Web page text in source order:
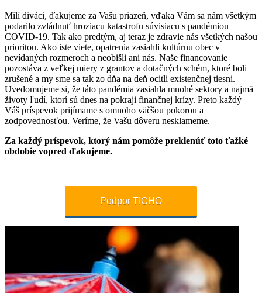
Milí diváci, ďakujeme za Vašu priazeň, vďaka Vám sa nám všetkým
podarilo zvládnuť hroziacu katastrofu súvisiacu s pandémiou
COVID-19. Tak ako predtým, aj teraz je zdravie nás všetkých našou
prioritou. Ako iste viete, opatrenia zasiahli kultúrnu obec v
nevídaných rozmeroch a neobišli ani nás. Naše financovanie
pozostáva z veľkej miery z grantov a dotačných schém, ktoré boli
zrušené a my sme sa tak zo dňa na deň ocitli existenčnej tiesni.
Uvedomujeme si, že táto pandémia zasiahla mnohé sektory a najmä
životy ľudí, ktorí sú dnes na pokraji finančnej krízy. Preto každý
Váš príspevok prijímame s omnoho väčšou pokorou a
zodpovednosťou. Veríme, že Vašu dôveru nesklameme.
Za každý príspevok, ktorý nám pomôže preklenúť toto ťažké
obdobie vopred ďakujeme.
Podpor TICHO